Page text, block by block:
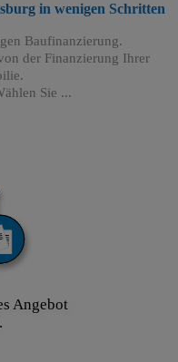
in wenigen Schritten
Baufinanzierung.
der Finanzierung Ihrer
Sie ...
Angebot